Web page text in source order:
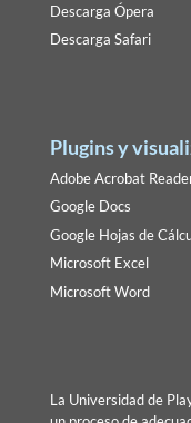
Descarga Ópera
Descarga Safari
Plugins y
Adobe Acrobat
Google Docs
Google Hojas de
Microsoft Excel
Microsoft Word
La Universidad de